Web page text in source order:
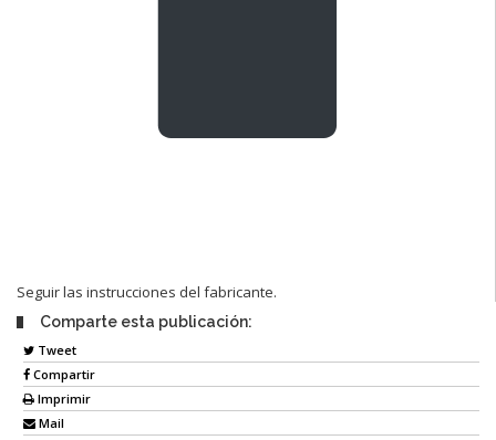
Seguir las instrucciones del fabricante.
Comparte esta publicación:
Tweet
Compartir
Imprimir
Mail